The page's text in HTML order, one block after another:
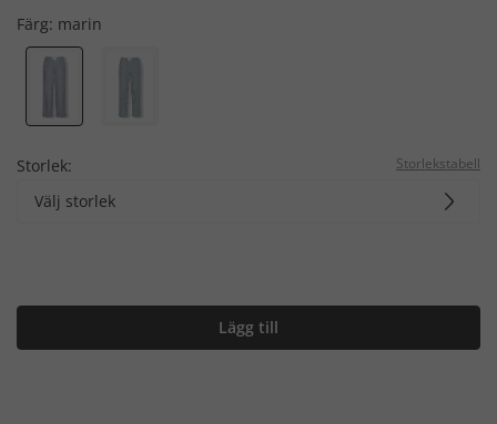
Färg: marin
Storlek: Storlekstabell
Välj storlek
Lägg till